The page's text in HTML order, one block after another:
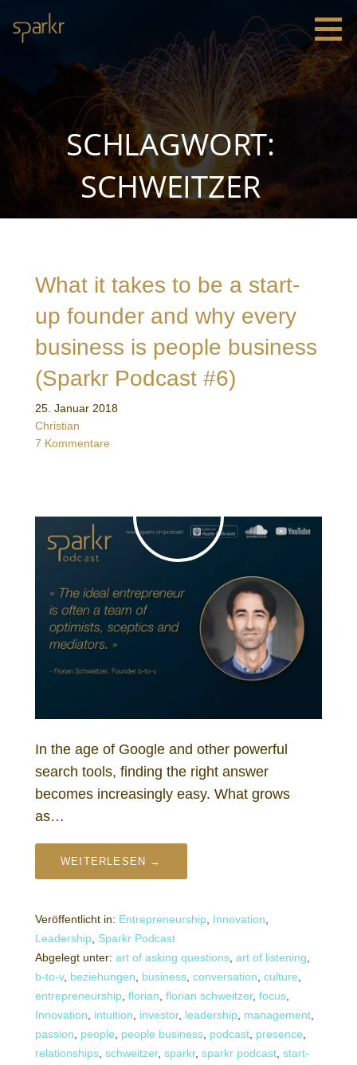
Inhalt
springen
Leadership
SCHLAGWORT:
SCHWEITZER
What it takes to be a start-
up founder and why every
business is people business
(Sparkr Podcast #6)
25. Januar 2018
Christian
7 Kommentare
In the age of Google and other powerful
search tools, finding the right answer
becomes increasingly easy. What grows
as…
WEITERLESEN →
Veröffentlicht in: Entrepreneurship Innovation
Leadership Sparkr Podcast
Abgelegt unter: art of asking questions art of listening
b-to-v, beziehungen business conversation culture
entrepreneurship florian florian schweitzer, focus
Innovation
intuition investor, leadership management
passion
people people business podcast presence
relationships schweitzer, sparkr, sparkr podcast start-